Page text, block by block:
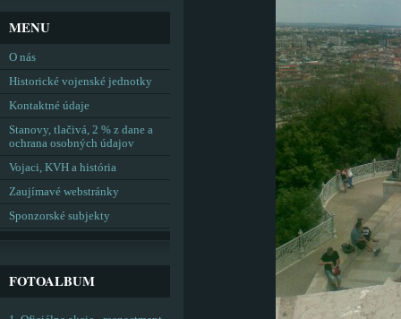
MENU
O nás
Historické vojenské jednotky
Kontaktné údaje
Stanovy, tlačivá, 2 % z dane a
ochrana osobných údajov
Vojaci, KVH a história
Zaujímavé webstránky
Sponzorské subjekty
FOTOALBUM